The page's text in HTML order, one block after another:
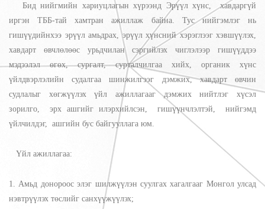
Бид нийгмийн хариуцлагын хүрээнд Эрүүл хүнс, хавдаргүй
иргэн ТББ-тай хамтран ажиллаж байна. Тус нийгэмлэг нь
гишүүдийнхээ эрүүл амьдрах, эрүүл хүнсний хэрэглээг хэвшүүлэх,
хавдарт өвчлөлөөс урьдчилан сэргийлэх чиглэлээр гишүүддээ
мэдээлэл өгөх, сургалт, сурталчилгаа хийх, органик хүнс
үйлдвэрлэлийн судалгаа шинжилгээг дэмжих, хавдарт өвчин
судлалыг хөгжүүлэх үйл ажиллагааг дэмжих нийтлэг хүсэл
зорилго, эрх ашгийг илэрхийлсэн, гишүүнчлэлтэй, нийгэмд
үйлчилдэг, ашгийн бус байгууллага юм.
Үйл ажиллагаа:
1. Амьд донороос элэг шилжүүлэн суулгах хагалгааг Монгол улсад
нэвтрүүлэх төслийг санхүүжүүлэх;